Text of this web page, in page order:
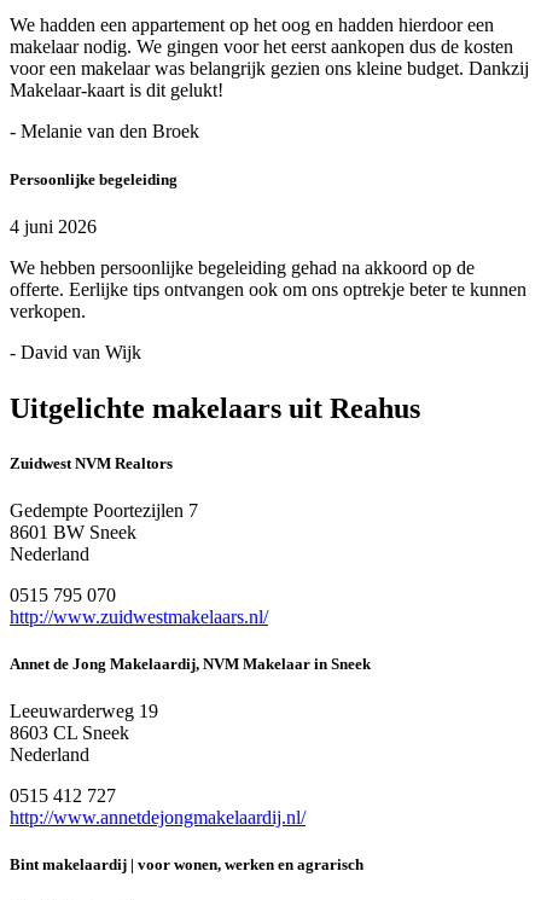
We hadden een appartement op het oog en hadden hierdoor een
makelaar nodig. We gingen voor het eerst aankopen dus de kosten
voor een makelaar was belangrijk gezien ons kleine budget. Dankzij
Makelaar-kaart is dit gelukt!
- Melanie van den Broek
Persoonlijke begeleiding
4 juni 2026
We hebben persoonlijke begeleiding gehad na akkoord op de
offerte. Eerlijke tips ontvangen ook om ons optrekje beter te kunnen
verkopen.
- David van Wijk
Uitgelichte makelaars uit Reahus
Zuidwest NVM Realtors
Gedempte Poortezijlen 7
8601 BW Sneek
Nederland
0515 795 070
http://www.zuidwestmakelaars.nl/
Annet de Jong Makelaardij, NVM Makelaar in Sneek
Leeuwarderweg 19
8603 CL Sneek
Nederland
0515 412 727
http://www.annetdejongmakelaardij.nl/
Bint makelaardij | voor wonen, werken en agrarisch